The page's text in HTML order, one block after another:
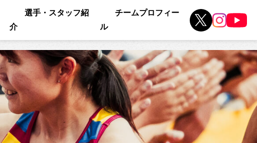
選手・スタッフ紹
介
チームプロフィー
ル